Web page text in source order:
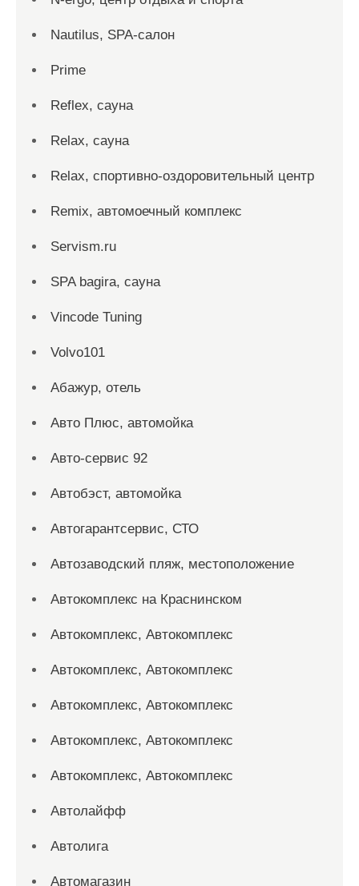
Nautilus, SPA-салон
Prime
Reflex, сауна
Relax, сауна
Relax, спортивно-оздоровительный центр
Remix, автомоечный комплекс
Servism.ru
SPA bagira, сауна
Vincode Tuning
Volvo101
Абажур, отель
Авто Плюс, автомойка
Авто-сервис 92
Автобэст, автомойка
Автогарантсервис, СТО
Автозаводский пляж, местоположение
Автокомплекс на Краснинском
Автокомплекс, Автокомплекс
Автокомплекс, Автокомплекс
Автокомплекс, Автокомплекс
Автокомплекс, Автокомплекс
Автокомплекс, Автокомплекс
Автолайфф
Автолига
Автомагазин